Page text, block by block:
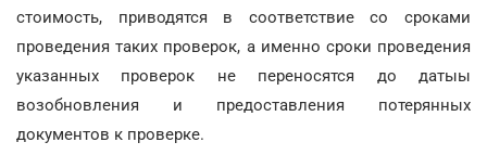
стоимость, приводятся в соответствие со сроками
проведения таких проверок, а именно сроки проведения
указанных проверок не переносятся до датыы
возобновления и предоставления потерянных
документов к проверке.